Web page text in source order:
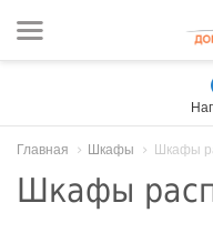
Главная Шкафы Шкафы
Шкафы